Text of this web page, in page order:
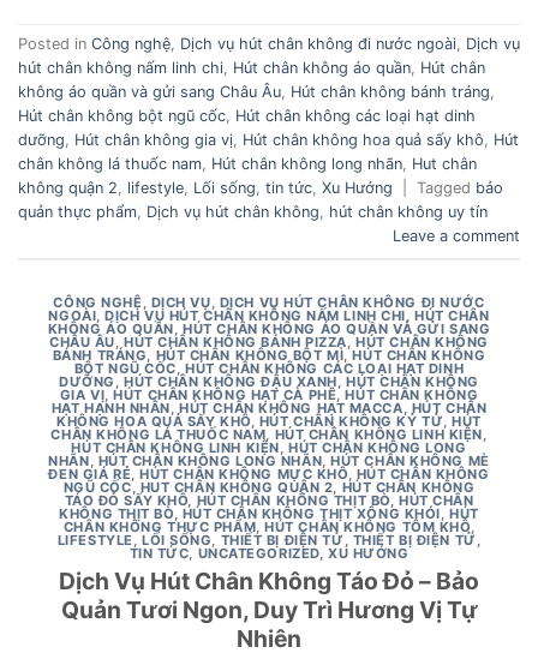
Posted in Công nghệ, Dịch vụ hút chân không đi nước ngoài, Dịch vụ
hút chân không nấm linh chi, Hút chân không áo quần, Hút chân
không áo quần và gửi sang Châu Âu, Hút chân không bánh tráng,
Hút chân không bột ngũ cốc, Hút chân không các loại hạt dinh
dưỡng, Hút chân không gia vị, Hút chân không hoa quả sấy khô, Hút
chân không lá thuốc nam, Hút chân không long nhãn, Hut chân
không quận 2, lifestyle, Lối sống, tin tức, Xu Hướng Tagged bảo
quản thực phẩm, Dịch vụ hút chân không, hút chân không uy tín
Leave a comment
CÔNG NGHỆ, DỊCH VỤ, DỊCH VỤ HÚT CHÂN KHÔNG ĐI NƯỚC
NGOÀI,DỊCH VỤ HÚT CHÂN KHÔNG NẤM LINH CHI,HÚT CHÂN
KHÔNG ÁO QUẦN,HÚT CHÂN KHÔNG ÁO QUẦN VÀ GỬI SANG
CHÂU ÂU,HÚT CHÂN KHÔNG BÁNH PIZZA,HÚT CHÂN KHÔNG
BÁNH TRÁNG, HÚT CHÂN KHÔNG BỘT MÌ,HÚT CHÂN KHÔNG
BỘT NGŨ CỐC,HÚT CHÂN KHÔNG CÁC LOẠI HẠT DINH
DƯỠNG ,HÚT CHÂN KHÔNG ĐẬU XANH,HÚT CHÂN KHÔNG
GIA VỊ,HÚT CHÂN KHÔNG HẠT CÀ PHÊ,HÚT CHÂN KHÔNG
HẠT HẠNH NHÂN,HÚT CHÂN KHÔNG HẠT MACCA, HÚT CHÂN
KHÔNG HOA QUẢ SẤY KHÔ, HÚT CHÂN KHÔNG KỶ TỬ,HÚT
CHÂN KHÔNG LÁ THUỐC NAM, HÚT CHÂN KHÔNG LINH KIỆN,
HÚT CHÂN KHÔNG LINH KIỆN, HÚT CHÂN KHÔNG LONG
NHÃN, HÚT CHÂN KHÔNG LONG NHÃN,HÚT CHÂN KHÔNG MÈ
ĐEN GIÁ RẺ,HÚT CHÂN KHÔNG MỰC KHÔ, HÚT CHÂN KHÔNG
NGŨ CỐC, HUT CHÂN KHÔNG QUẬN 2, HÚT CHÂN KHÔNG
TÁO ĐỎ SẤY KHÔ, HÚT CHÂN KHÔNG THỊT BÒ, HÚT CHÂN
KHÔNG THỊT BÒ, HÚT CHÂN KHÔNG THỊT XÔNG KHÓI,HÚT
CHÂN KHÔNG THỰC PHẨM,HÚT CHÂN KHÔNG TÔM KHÔ,
LIFESTYLE, LỐI SỐNG, THIẾT BỊ ĐIỆN TỬ , THIẾT BỊ ĐIỆN TỬ ,
TIN TỨC, UNCATEGORIZED, XU HƯỚNG
Dịch Vụ Hút Chân Không Táo Đỏ – Bảo
Quản Tươi Ngon, Duy Trì Hương Vị Tự
Nhiên